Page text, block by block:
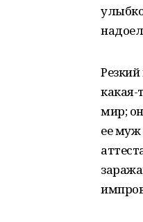
какая-
мир;
ее муж